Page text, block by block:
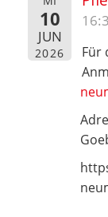
10
JUN
2026
Für